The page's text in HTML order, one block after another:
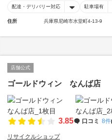
配達・デリバリー対応 駐車場有
住所 兵庫県尼崎市水堂町4-13-9
店舗公式
ゴールドウィン なんば店
3.85 口コミ 8件
リサイクルショップ